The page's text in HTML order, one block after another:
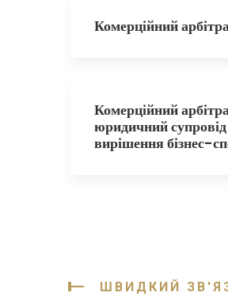
Комерційний
Комерційний
юридичний супровід
вирішення бізнес-
ШВИДКИЙ